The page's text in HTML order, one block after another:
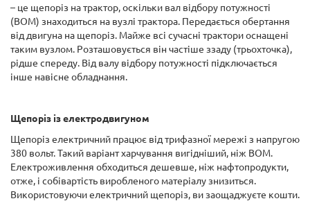
– це щепоріз на трактор, оскільки вал відбору потужності
(ВОМ) знаходиться на вузлі трактора. Передається обертання
від двигуна на щепоріз. Майже всі сучасні трактори оснащені
таким вузлом. Розташовується він частіше ззаду (трьохточка),
рідше спереду. Від валу відбору потужності підключається
інше навісне обладнання.
Щепоріз із електродвигуном
Щепоріз електричний працює від трифазної мережі з напругою
380 вольт. Такий варіант харчування вигідніший, ніж ВОМ.
Електроживлення обходиться дешевше, ніж нафтопродукти,
отже, і собівартість виробленого матеріалу знизиться.
Використовуючи електричний щепоріз, ви заощаджуєте кошти.